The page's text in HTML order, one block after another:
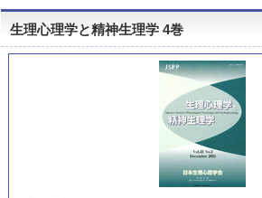
生理心理学と精神生理学 4巻